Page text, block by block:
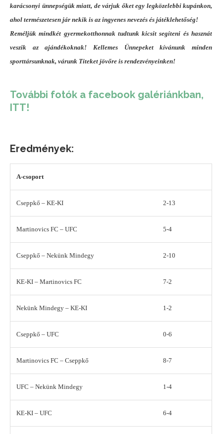
karácsonyi ünnepségük miatt, de várjuk őket egy legközelebbi kupánkon,
ahol természetesen jár nekik is az ingyenes nevezés és játéklehetőség!
Reméljük mindkét gyermekotthonnak tudtunk kicsit segíteni és hasznát
veszik az ajándékoknak! Kellemes Ünnepeket kívánunk minden
sporttársunknak, várunk Titeket jövőre is rendezvényeinken!
További fotók a facebook galériánkban,
ITT!
Eredmények:
A-csoport
Cseppkő – KE-KI 2-13
Martinovics FC – UFC 5-4
Cseppkő – Nekünk Mindegy 2-10
KE-KI – Martinovics FC 7-2
Nekünk Mindegy – KE-KI 1-2
Cseppkő – UFC 0-6
Martinovics FC – Cseppkő 8-7
UFC – Nekünk Mindegy 1-4
KE-KI – UFC 6-4